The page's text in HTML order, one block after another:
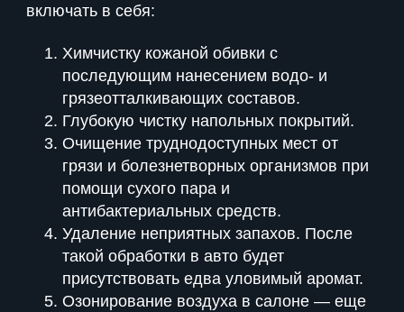
включать в себя:
Химчистку кожаной обивки с
последующим нанесением водо- и
грязеотталкивающих составов.
Глубокую чистку напольных покрытий.
Очищение труднодоступных мест от
грязи и болезнетворных организмов при
помощи сухого пара и
антибактериальных средств.
Удаление неприятных запахов. После
такой обработки в авто будет
присутствовать едва уловимый аромат.
Озонирование воздуха в салоне — еще